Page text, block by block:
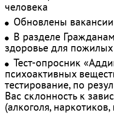
человека
Обновлены
В разделе
здоровье для
Тест-опросник
психоактивных
тестирование, по
Вас склонность к
(алкоголя,